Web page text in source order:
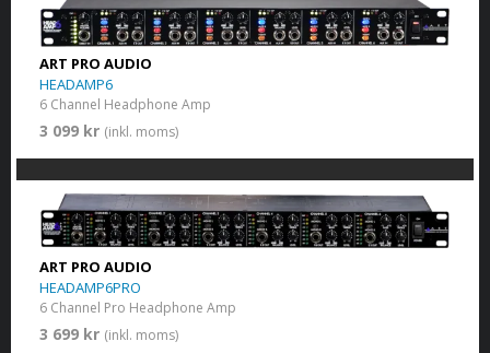
ART PRO AUDIO
HEADAMP6
6 Channel Headphone Amp
3 099 kr (inkl. moms)
ART PRO AUDIO
HEADAMP6PRO
6 Channel Pro Headphone Amp
3 699 kr (inkl. moms)